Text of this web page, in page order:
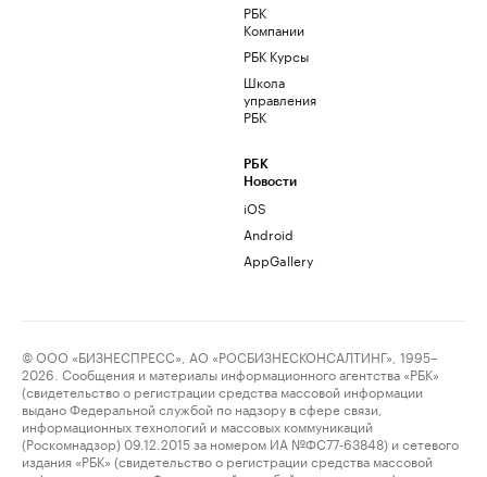
РБК
Компании
РБК Курсы
Школа
управления
РБК
РБК
Новости
iOS
Android
AppGallery
© ООО «БИЗНЕСПРЕСС», АО «РОСБИЗНЕСКОНСАЛТИНГ», 1995–
2026. Сообщения и материалы информационного агентства «РБК»
(свидетельство о регистрации средства массовой информации
выдано Федеральной службой по надзору в сфере связи,
информационных технологий и массовых коммуникаций
(Роскомнадзор) 09.12.2015 за номером ИА №ФС77-63848) и сетевого
издания «РБК» (свидетельство о регистрации средства массовой